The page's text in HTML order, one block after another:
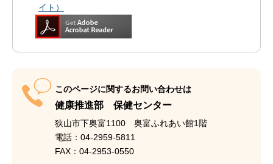
イト）
このページに関するお問い合わせは
健康推進部 保健センター
狭山市下奥富1100 奥富ふれあい館1階
電話：04-2959-5811
FAX：04-2953-0550